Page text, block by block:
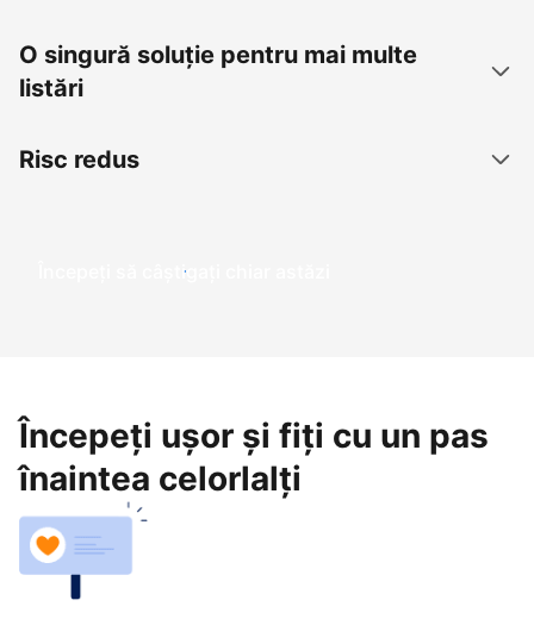
O singură soluție pentru mai multe
listări
Risc redus
Începeți să câștigați chiar astăzi
Începeți ușor și fiți cu un pas
înaintea celorlalți